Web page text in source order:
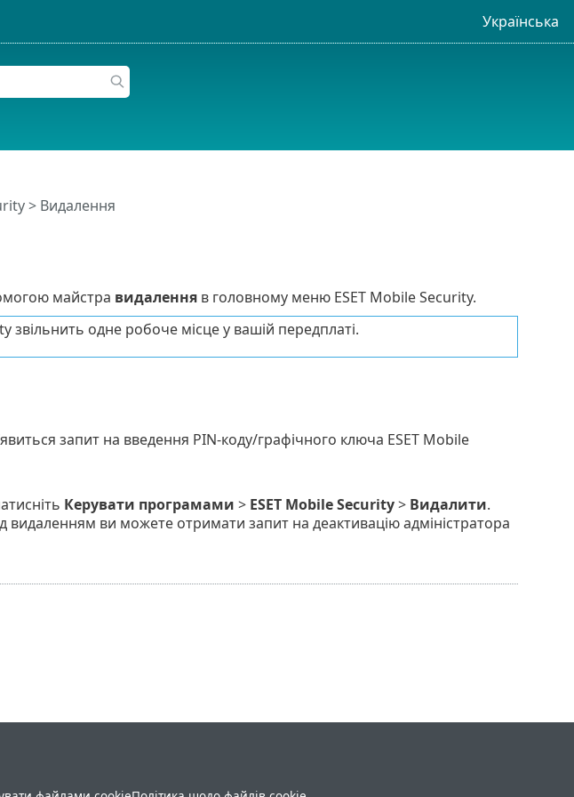
Українська
> Видалення
майстра видаленняв головному меню ESET Mobile Security.
звільнить одне робоче місце у вашій передплаті.
запит на введення PIN-коду/графічного ключа ESET Mobile
Керувати програмами > ESET Mobile Security> Видалити.
видаленням ви можете отримати запит на деактивацію адміністратора